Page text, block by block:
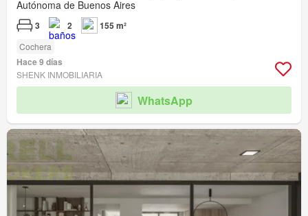
Autónoma de Buenos Aires
3 2 155 m²
Cochera
Hace 9 días
SHENK INMOBILIARIA
WhatsApp